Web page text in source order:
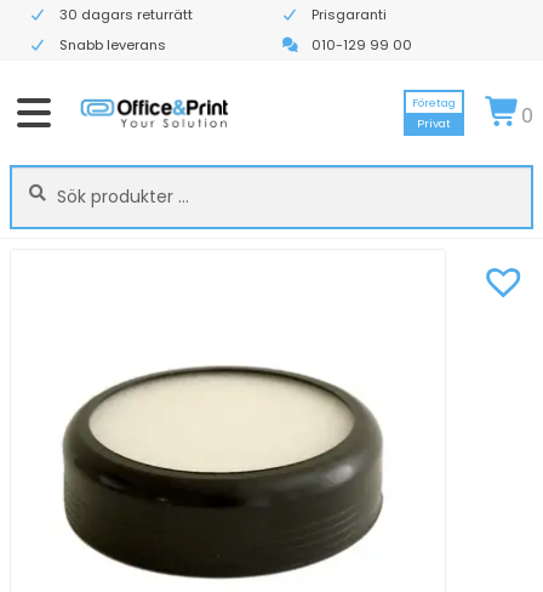
30 dagars returrätt
Prisgaranti
Snabb leverans
010-129 99 00
Sök
efter:
Sök
Företag
Privat
0